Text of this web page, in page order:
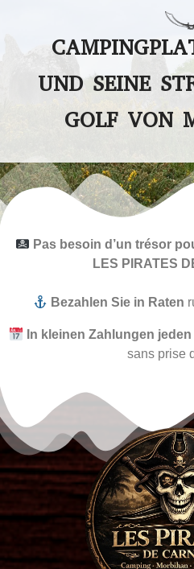
UND SEINE
GOLF VON
Pas besoin d’un trésor
LES PIRATES
Bezahlen Sie in Raten
In kleinen Zahlungen
sans prise